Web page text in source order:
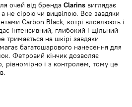
очей від бренда Clarins виглядає
не сірою чи вицвілою. Все завдяки
Carbon Black, котрі вловлюють і
інтенсивний, глибокий і щільний
тримається на шкірі завдяки
багатошарового нанесення для
Фетровий кінчик дозволяє
рівномірно і з контролем, тому це